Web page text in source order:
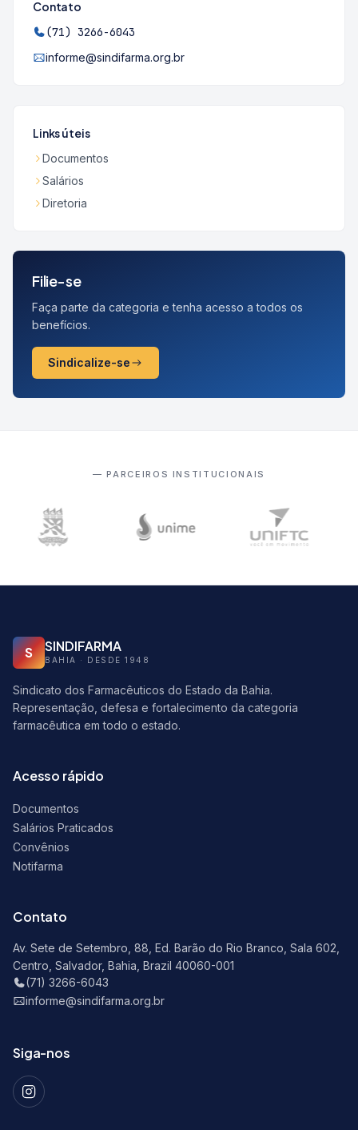
Contato
(71) 3266-6043
informe@sindifarma.org.br
Links úteis
Documentos
Salários
Diretoria
Filie-se
Faça parte da categoria e tenha acesso a todos os
benefícios.
Sindicalize-se
— PARCEIROS INSTITUCIONAIS
S SINDIFARMA
BAHIA · DESDE 1948
Sindicato dos Farmacêuticos do Estado da Bahia.
Representação, defesa e fortalecimento da categoria
farmacêutica em todo o estado.
Acesso rápido
Documentos
Salários Praticados
Convênios
Notifarma
Contato
Av. Sete de Setembro, 88, Ed. Barão do Rio Branco, Sala 602,
Centro, Salvador, Bahia, Brazil 40060-001
(71) 3266-6043
informe@sindifarma.org.br
Siga-nos